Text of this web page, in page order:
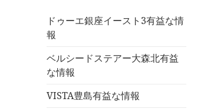
ドゥーエ銀座イースト3有益な情
報
ベルシードステアー大森北有益
な情報
VISTA豊島有益な情報